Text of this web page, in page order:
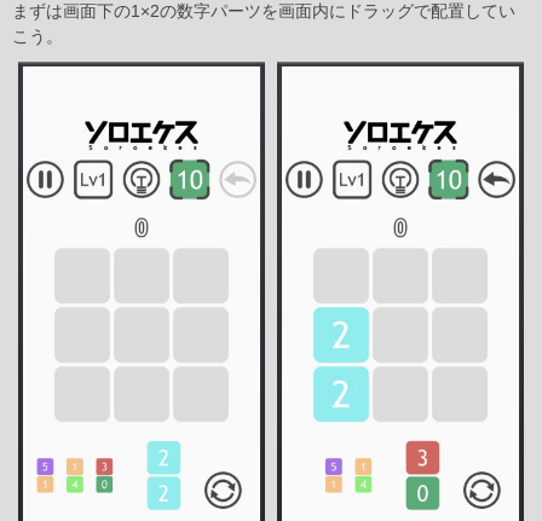
まずは画面下の1×2の数字パーツを画面内にドラッグで配置してい
こう。